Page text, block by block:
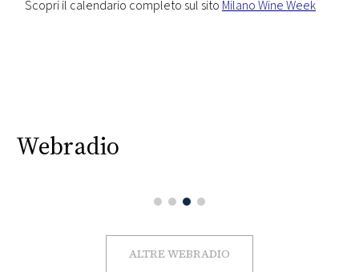
Scopri il calendario completo sul sito Milano Wine Week
Webradio
ALTRE WEBRADIO